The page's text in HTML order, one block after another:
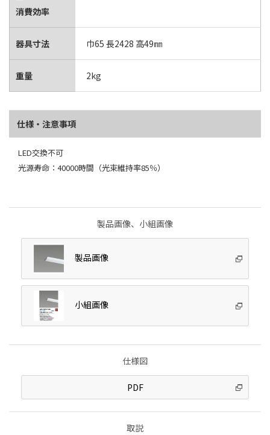
消費効率
器具寸法 巾65 長2428 高49㎜
重量 2kg
仕様・注意事項
LED交換不可
光源寿命：40000時間（光束維持率85％）
製品画像、小組画像
製品画像
小組画像
仕様図
PDF
取説